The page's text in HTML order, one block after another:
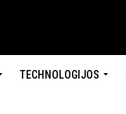
TECHNOLOGIJOS